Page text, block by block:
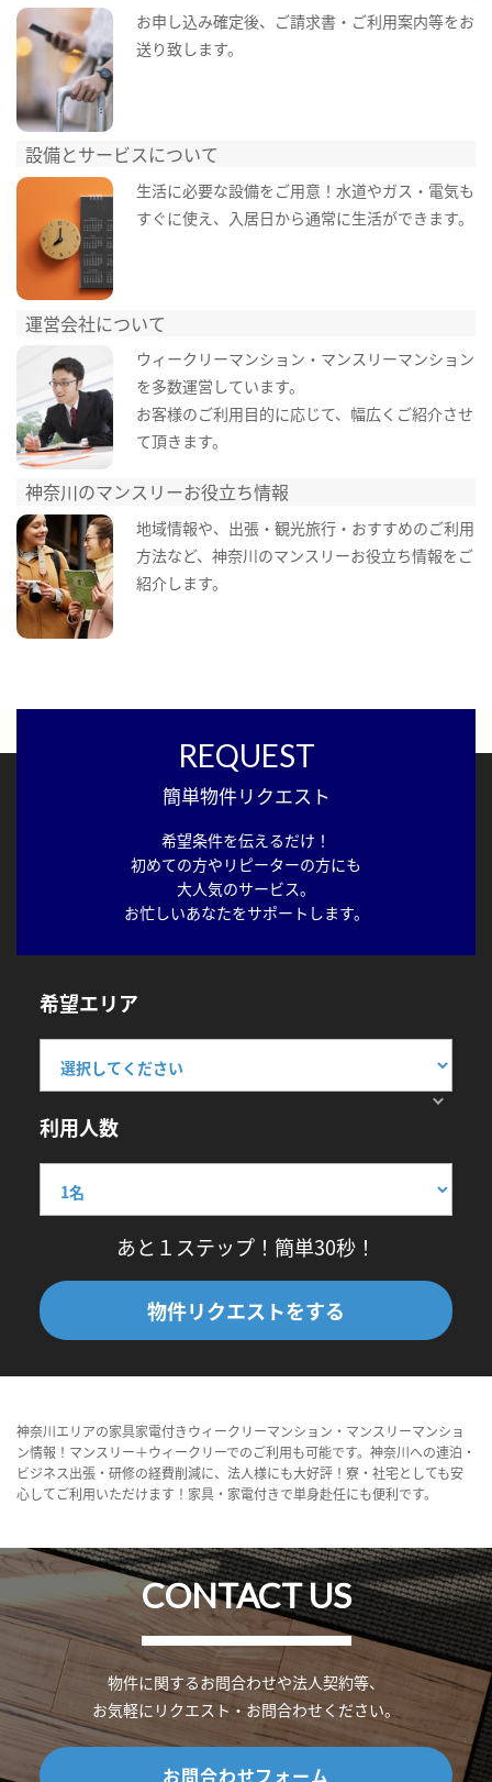
お申し込み確定後、ご請求書・ご利用案内等をお
送り致します。
設備とサービスについて
生活に必要な設備をご用意！水道やガス・電気も
すぐに使え、入居日から通常に生活ができます。
運営会社について
ウィークリーマンション・マンスリーマンション
を多数運営しています。
お客様のご利用目的に応じて、幅広くご紹介させ
て頂きます。
神奈川のマンスリーお役立ち情報
地域情報や、出張・観光旅行・おすすめのご利用
方法など、神奈川のマンスリーお役立ち情報をご
紹介します。
REQUEST
簡単物件リクエスト
希望条件を伝えるだけ！
初めての方やリピーターの方にも
大人気のサービス。
お忙しいあなたをサポートします。
希望エリア
利用人数
あと１ステップ！簡単30秒！
物件リクエストをする
神奈川エリアの家具家電付きウィークリーマンション・マンスリーマンショ
ン情報！マンスリー＋ウィークリーでのご利用も可能です。神奈川への連泊・
ビジネス出張・研修の経費削減に、法人様にも大好評！寮・社宅としても安
心してご利用いただけます！家具・家電付きで単身赴任にも便利です。
CONTACT US
物件に関するお問合わせや法人契約等、
お気軽にリクエスト・お問合わせください。
お問合わせフォーム